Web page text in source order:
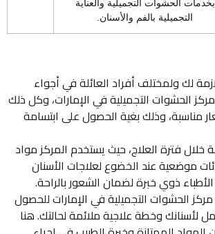
الحشوات التجميلية والعناية
التجميلية بالفم والأسنان.
لك ولمختلف أفراد العائلة في أجواء
التجميلية في الإمارات، وكل ذلك
وذلك بغية الحصول على ابتسامة
فترة العلاج، حيث يستخدم المركز مواد
عند الخضوع لعلاجات الأسنان
ذوي خبرة لضمان الشعور بالراحة.
التجميلية في الإمارات للحصول
وخطة علاجية ملائمة لحالتك. هنا